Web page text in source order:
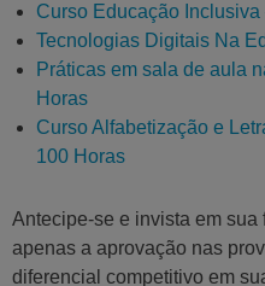
Curso Educação
Tecnologias Digitais Na
Práticas em sala de aula
Horas
Curso Alfabetização e
100 Horas
Antecipe-se e invista em sua
apenas a aprovação nas
diferencial competitivo em